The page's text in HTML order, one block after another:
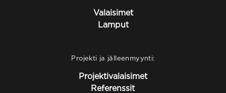
Valaisimet
Lamput
Projekti ja jälleenmyynti:
Projektivalaisimet
Referenssit